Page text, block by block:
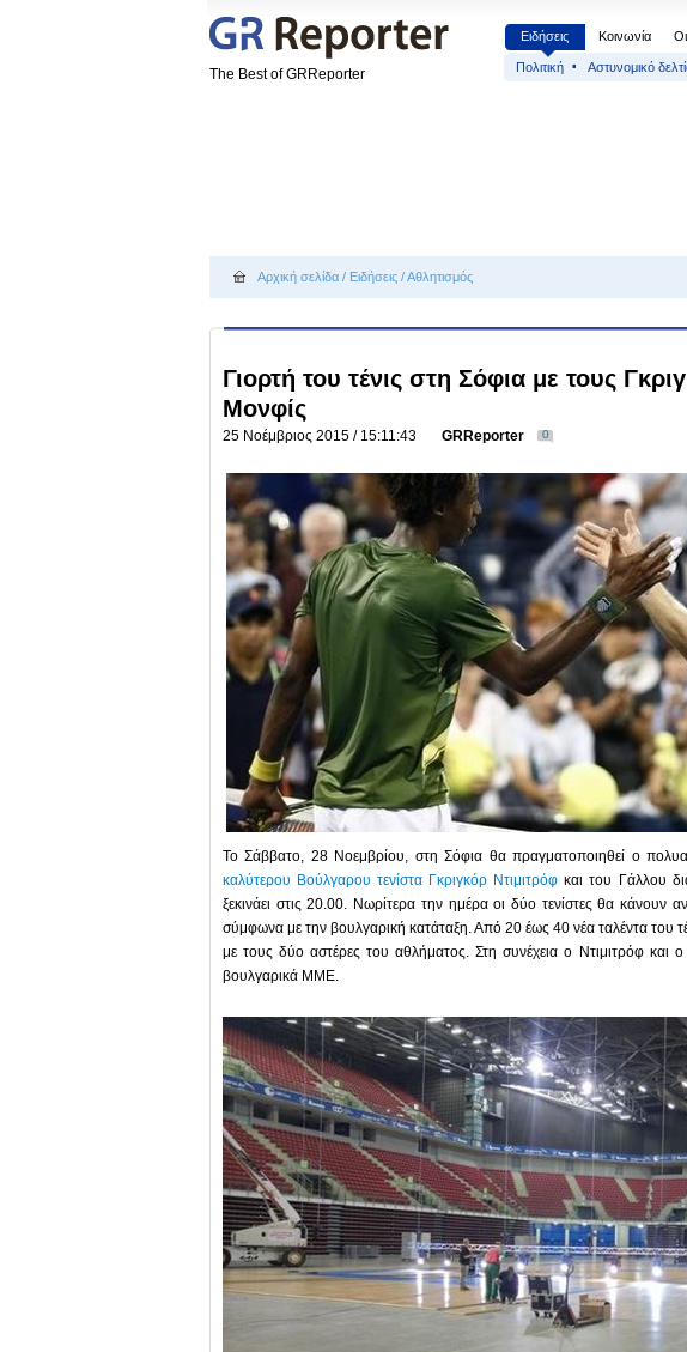
The Best of GRReporter
Ειδήσεις Κοινωνία
Πολιτική Αστυνομικό
Αρχική σελίδα / Ειδήσεις /Αθλητισμός
Γιορτή του τένις στη Σόφια με τους
Μονφίς
25 Νοέμβριος 2015 / 15:11:43 GRReporter 0
Το Σάββατο, 28 Νοεμβρίου, στη Σόφια θα πραγματοποιηθεί ο
καλύτερου Βούλγαρου τενίστα Γκριγκόρ Ντιμιτρόφ και του Γάλλου
ξεκινάει στις 20.00. Νωρίτερα την ημέρα οι δύο τενίστες θα κάνουν
σύμφωνα με την βουλγαρική κατάταξη. Από 20 έως 40 νέα ταλέντα του
με τους δύο αστέρες του αθλήματος. Στη συνέχεια ο Ντιμιτρόφ
βουλγαρικά ΜΜΕ.